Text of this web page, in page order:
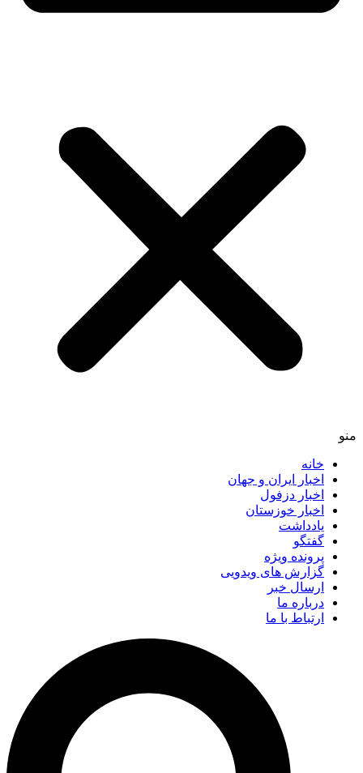
خانه
اخبار ایران و جهان
اخبار دزفول
اخبار خوزستان
یادداشت
گفتگو
پرونده ویژه
گزارش های ویدویی
ارسال خبر
درباره ما
ارتباط با ما